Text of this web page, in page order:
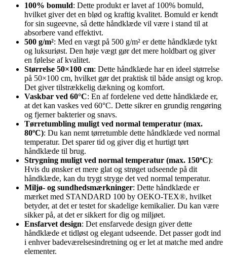
100% bomuld: Dette produkt er lavet af 100% bomuld,
hvilket giver det en blød og kraftig kvalitet. Bomuld er kendt
for sin sugeevne, så dette håndklæde vil være i stand til at
absorbere vand effektivt.
500 g/m²: Med en vægt på 500 g/m² er dette håndklæde tykt
og luksuriøst. Den høje vægt gør det mere holdbart og giver
en følelse af kvalitet.
Størrelse 50×100 cm: Dette håndklæde har en ideel størrelse
på 50×100 cm, hvilket gør det praktisk til både ansigt og krop.
Det giver tilstrækkelig dækning og komfort.
Vaskbar ved 60°C: En af fordelene ved dette håndklæde er,
at det kan vaskes ved 60°C. Dette sikrer en grundig rengøring
og fjerner bakterier og snavs.
Tørretumbling muligt ved normal temperatur (max.
80ºC): Du kan nemt tørretumble dette håndklæde ved normal
temperatur. Det sparer tid og giver dig et hurtigt tørt
håndklæde til brug.
Strygning muligt ved normal temperatur (max. 150ºC):
Hvis du ønsker et mere glat og strøget udseende på dit
håndklæde, kan du trygt stryge det ved normal temperatur.
Miljø- og sundhedsmærkninger: Dette håndklæde er
mærket med STANDARD 100 by OEKO-TEX®, hvilket
betyder, at det er testet for skadelige kemikalier. Du kan være
sikker på, at det er sikkert for dig og miljøet.
Ensfarvet design: Det ensfarvede design giver dette
håndklæde et tidløst og elegant udseende. Det passer godt ind
i enhver badeværelsesindretning og er let at matche med andre
elementer.